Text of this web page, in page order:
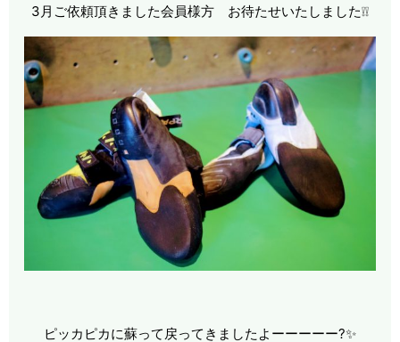
3月ご依頼頂きました会員様方 お待たせいたしました❕❕
ピッカピカに蘇って戻ってきましたよーーーーー?✨